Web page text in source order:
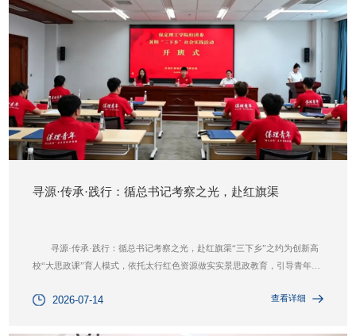
寻源·传承·践行：循总书记考察之光，赴红旗渠
寻源·传承·践行：循总书记考察之光，赴红旗渠“三下乡”之约为创新高
校“大思政课”育人模式，依托太行红色资源做实实景思政教育，引导青年学
火太行”2026-07-14 查看详细